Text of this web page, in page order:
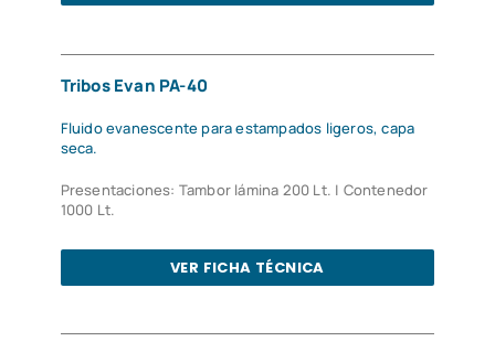
Tribos Evan PA-40
Fluido evanescente para estampados ligeros, capa
seca.
Presentaciones: Tambor lámina 200 Lt. | Contenedor
1000 Lt.
VER FICHA TÉCNICA